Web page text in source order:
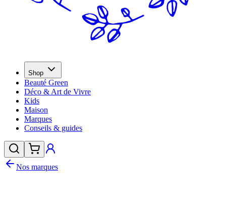
Shop
Beauté Green
Déco & Art de Vivre
Kids
Maison
Marques
Conseils & guides
Nos marques